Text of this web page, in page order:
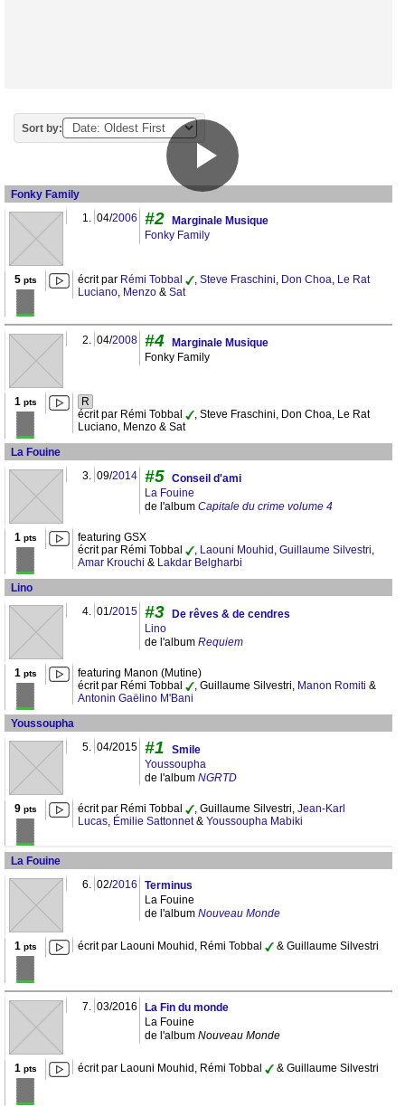
Sort by:
Fonky Family
1. 04/2006 #2
Marginale Musique
Fonky Family
5pts écrit par Rémi Tobbal , Steve Fraschini, Don Choa, Le Rat
Luciano, Menzo & Sat
2. 04/2008 #4
Marginale Musique
Fonky Family
1 pts
R
écrit par Rémi Tobbal
, Steve Fraschini, Don Choa, Le Rat
Luciano, Menzo & Sat
La Fouine
3. 09/2014 #5 Conseil d'ami
La Fouine
de l'album Capitale du crime volume 4
1 pts
featuring GSX
écrit par Rémi Tobbal
, Laouni Mouhid , Guillaume Silvestri,
Amar Krouchi & Lakdar Belgharbi
Lino
4. 01/2015 #3
De rêves & de cendres
Lino
de l'album Requiem
1 pts
featuring Manon (Mutine)
écrit par Rémi Tobbal
, Guillaume Silvestri, Manon Romiti &
Antonin Gaëlino M'Bani
Youssoupha
5. 04/2015 #1
Smile
Youssoupha
de l'album NGRTD
9pts écrit par Rémi Tobbal , Guillaume Silvestri, Jean-Karl
Lucas, Émilie Sattonnet& Youssoupha Mabiki
La Fouine
6. 02/2016
Terminus
La Fouine
de l'album Nouveau Monde
1 pts écrit par Laouni Mouhid, Rémi Tobbal & Guillaume Silvestri
7. 03/2016
La Fin du monde
La Fouine
de l'album Nouveau Monde
1 pts écrit par Laouni Mouhid, Rémi Tobbal & Guillaume Silvestri